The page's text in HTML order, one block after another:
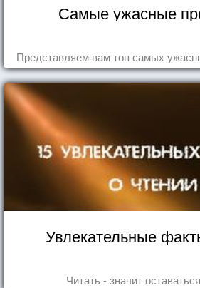
Самые ужасные
Представляем вам топ самых
Увлекательные
Читать - значит